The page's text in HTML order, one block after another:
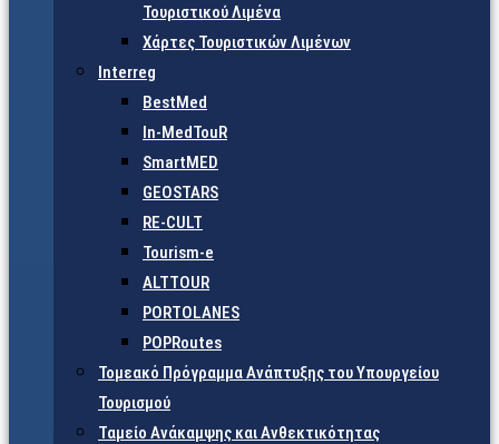
Τουριστικού Λιμένα
Χάρτες Τουριστικών Λιμένων
Interreg
BestMed
In-MedTouR
SmartMED
GEOSTARS
RE-CULT
Tourism-e
ALTTOUR
PORTOLANES
POPRoutes
Τομεακό Πρόγραμμα Ανάπτυξης του Υπουργείου
Τουρισμού
Ταμείο Ανάκαμψης και Ανθεκτικότητας